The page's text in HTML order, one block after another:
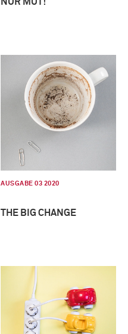
AUSGABE 03 2020
THE BIG CHANGE